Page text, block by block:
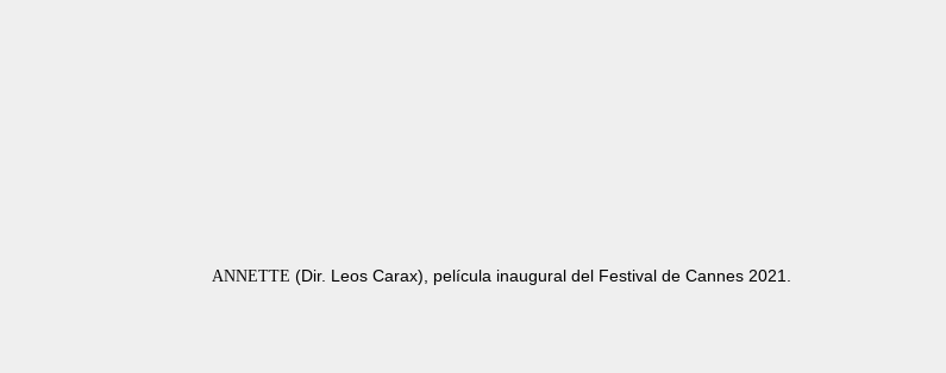
ANNETTE (Dir. Leos Carax), película inaugural del Festival de Cannes 2021.